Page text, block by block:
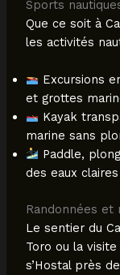
Sports
Que ce soit à
les activités
Excursions
et grottes
Kayak
marine sans
Paddle,
des eaux claires
Randonnées et
Le sentier du
Toro ou la
s’Hostal près